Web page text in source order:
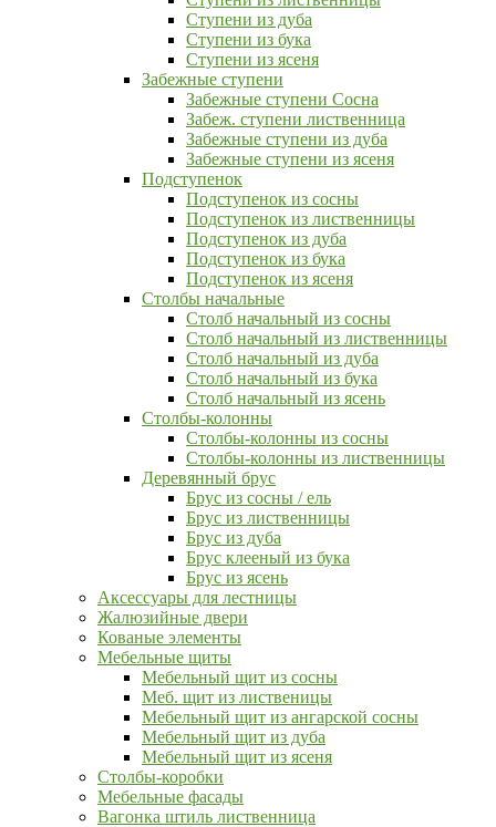
Ступени из дуба
Ступени из бука
Ступени из ясеня
Забежные ступени
Забежные ступени Сосна
Забеж. ступени лиственница
Забежные ступени из дуба
Забежные ступени из ясеня
Подступенок
Подступенок из сосны
Подступенок из лиственницы
Подступенок из дуба
Подступенок из бука
Подступенок из ясеня
Столбы начальные
Столб начальный из сосны
Столб начальный из лиственницы
Столб начальный из дуба
Столб начальный из бука
Столб начальный из ясень
Столбы-колонны
Столбы-колонны из сосны
Столбы-колонны из лиственницы
Деревянный брус
Брус из сосны / ель
Брус из лиственницы
Брус из дуба
Брус клееный из бука
Брус из ясень
Аксессуары для лестницы
Жалюзийные двери
Кованые элементы
Мебельные щиты
Мебельный щит из сосны
Меб. щит из лиственицы
Мебельный щит из ангарской сосны
Мебельный щит из дуба
Мебельный щит из ясеня
Столбы-коробки
Мебельные фасады
Вагонка штиль лиственница